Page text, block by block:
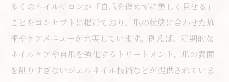
都筑区でコスパ重視のネイル選び
都筑区で安いネイルサロンを探す方法
定額制ネイルで賢くおしゃれを楽しむ
多くのネイルサロンが「自爪を傷めずに美しく見せる」
ことをコンセプトに掲げており、爪の状態に合わせた施
術やケアメニューが充実しています。例えば、定期的な
ネイルケアや自爪を強化するトリートメント、爪の表面
を削りすぎないジェルネイル技術などが提供されていま